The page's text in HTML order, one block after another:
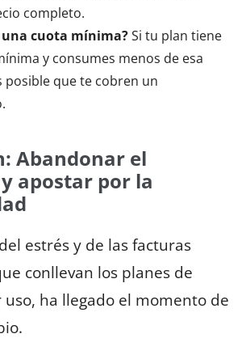
completo.
una cuota mínima?Si tu plan tiene
y consumes menos de esa
posible que te cobren un
Abandonar el
apostar por la
estrés y de las facturas
conllevan los planes de
ha llegado el momento de